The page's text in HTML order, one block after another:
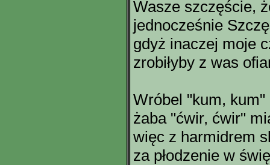
Wasze szczęście,
jednocześnie
gdyż inaczej moje
zrobiłyby z was
Wróbel "kum,
żaba "ćwir, ćwir"
więc z harmidrem
za płodzenie w